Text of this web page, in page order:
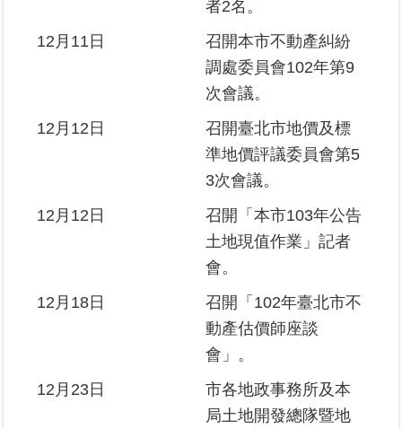
者2名。
12月11日
召開本市不動產糾紛
調處委員會102年第9
次會議。
12月12日
召開臺北市地價及標
準地價評議委員會第5
3次會議。
12月12日
召開「本市103年公告
土地現值作業」記者
會。
12月18日
召開「102年臺北市不
動產估價師座談
會」。
12月23日
市各地政事務所及本
局土地開發總隊暨地